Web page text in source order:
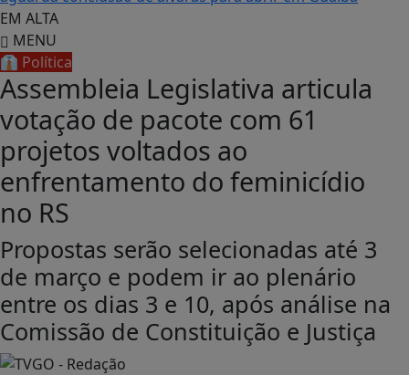
EM ALTA
MENU
👔 Política
Assembleia Legislativa articula
votação de pacote com 61
projetos voltados ao
enfrentamento do feminicídio
no RS
Propostas serão selecionadas até 3
de março e podem ir ao plenário
entre os dias 3 e 10, após análise na
Comissão de Constituição e Justiça